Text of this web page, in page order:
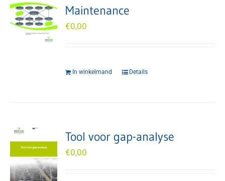
Maintenance
€0,00
In winkelmand Details
Tool voor gap-analyse
€0,00